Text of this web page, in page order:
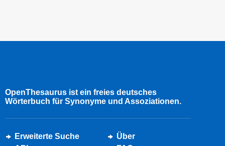
OpenThesaurus ist ein freies deutsches
Wörterbuch für Synonyme und Assoziationen.
Erweiterte Suche
Über